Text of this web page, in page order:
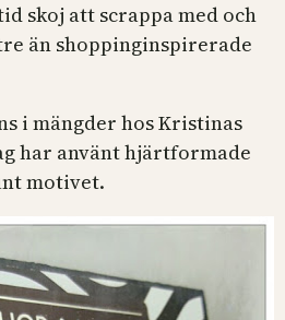
skoj att scrappa med och
än shoppinginspirerade
i mängder hos Kristinas
har använt hjärtformade
motivet.